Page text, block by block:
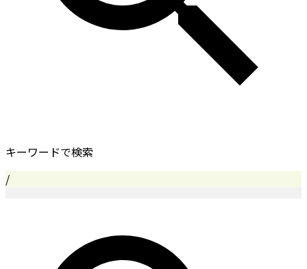
キーワードで検索
/